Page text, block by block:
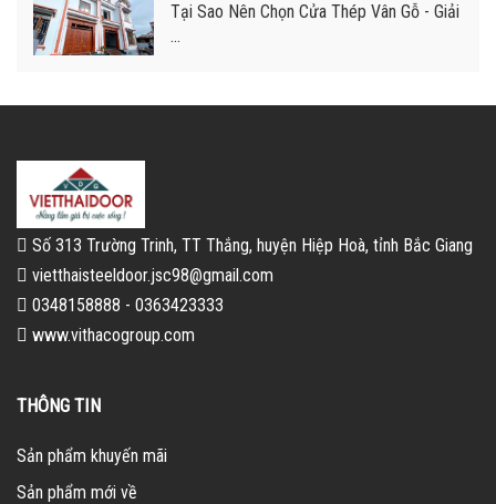
Tại Sao Nên Chọn Cửa Thép Vân Gỗ - Giải
...
Số 313 Trường Trinh, TT Thắng, huyện Hiệp Hoà, tỉnh Bắc Giang
vietthaisteeldoor.jsc98@gmail.com
0348158888 - 0363423333
www.vithacogroup.com
THÔNG TIN
Sản phẩm khuyến mãi
Sản phẩm mới về